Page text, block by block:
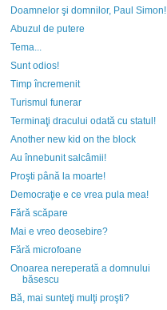
Doamnelor şi domnilor, Paul Simon!
Abuzul de putere
Tema...
Sunt odios!
Timp încremenit
Turismul funerar
Terminaţi dracului odată cu statul!
Another new kid on the block
Au înnebunit salcâmii!
Proşti până la moarte!
Democraţie e ce vrea pula mea!
Fără scăpare
Mai e vreo deosebire?
Fără microfoane
Onoarea nereperată a domnului
băsescu
Bă, mai sunteţi mulţi proşti?